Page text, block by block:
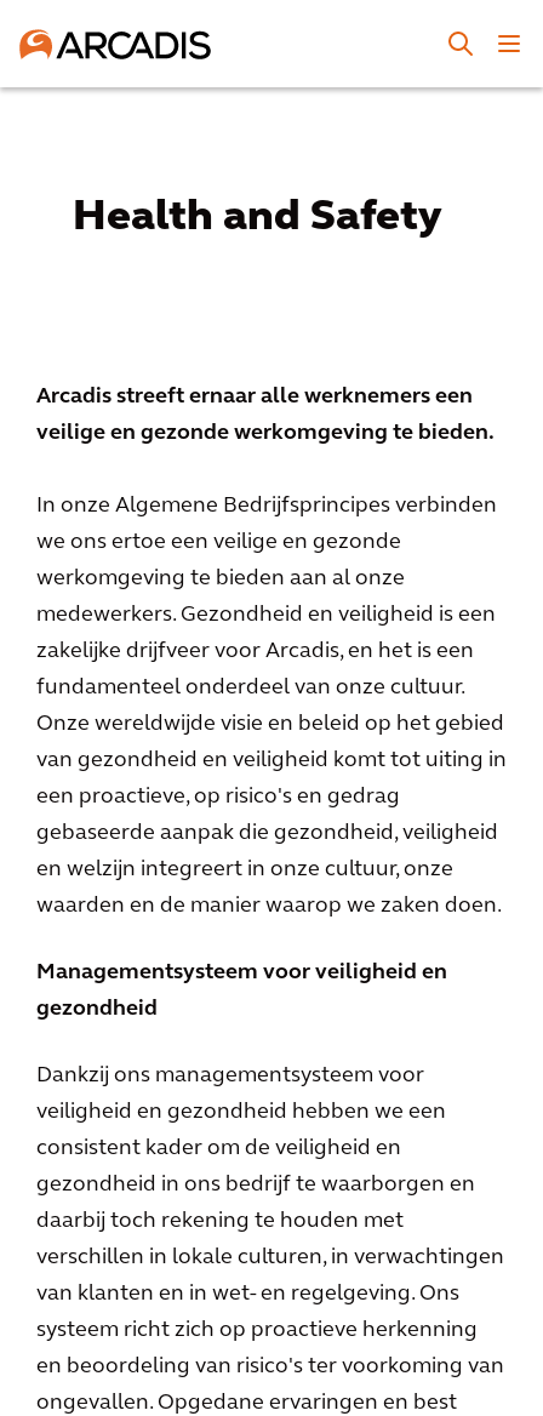
Health and Safety
Arcadis streeft ernaar alle werknemers een
veilige en gezonde werkomgeving te bieden.
In onze Algemene Bedrijfsprincipes verbinden
we ons ertoe een veilige en gezonde
werkomgeving te bieden aan al onze
medewerkers. Gezondheid en veiligheid is een
zakelijke drijfveer voor Arcadis, en het is een
fundamenteel onderdeel van onze cultuur.
Onze wereldwijde visie en beleid op het gebied
van gezondheid en veiligheid komt tot uiting in
een proactieve, op risico's en gedrag
gebaseerde aanpak die gezondheid, veiligheid
en welzijn integreert in onze cultuur, onze
waarden en de manier waarop we zaken doen.
Managementsysteem voor veiligheid en
gezondheid
Dankzij ons managementsysteem voor
veiligheid en gezondheid hebben we een
consistent kader om de veiligheid en
gezondheid in ons bedrijf te waarborgen en
daarbij toch rekening te houden met
verschillen in lokale culturen, in verwachtingen
van klanten en in wet- en regelgeving. Ons
systeem richt zich op proactieve herkenning
en beoordeling van risico's ter voorkoming van
ongevallen. Opgedane ervaringen en best